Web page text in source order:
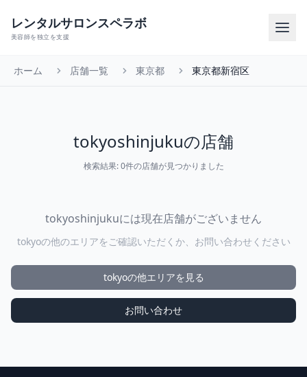
レンタルサロンスペラボ
美容師を独立を支援
ホーム 店舗一覧 東京都 東京都新宿区
tokyoshinjukuの店舗
検索結果: 0件の店舗が見つかりました
tokyoshinjukuには現在店舗がございません
tokyoの他のエリアをご確認いただくか、お問い合わせください
tokyoの他エリアを見る
お問い合わせ